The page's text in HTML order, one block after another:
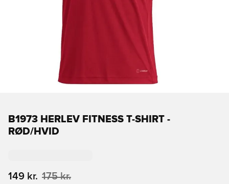
B1973 HERLEV FITNESS T-SHIRT -
RØD/HVID
149 kr. 175 kr.